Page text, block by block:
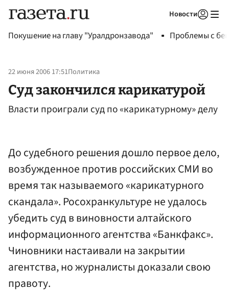
Новости
Покушение на главу "Уралдронзавода" Проблемы с
22 июня 2006 17:51Политика
Суд закончился карикатурой
Власти проиграли суд по «карикатурному» делу
До судебного решения дошло первое дело,
возбужденное против российских СМИ во
время так называемого «карикатурного
скандала». Росохранкультуре не удалось
убедить суд в виновности алтайского
информационного агентства «Банкфакс».
Чиновники настаивали на закрытии
агентства, но журналисты доказали свою
правоту.